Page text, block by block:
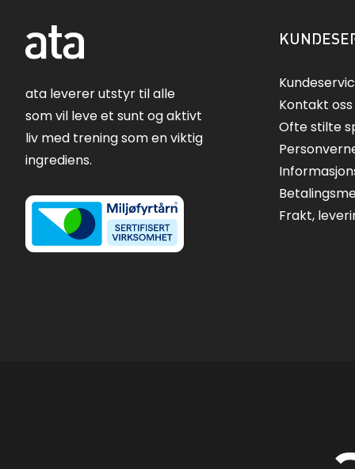
ata leverer utstyr til alle
som vil leve et sunt og aktivt
liv med trening som en viktig
ingrediens.
Kontakt oss
Ofte stilte
Frakt,